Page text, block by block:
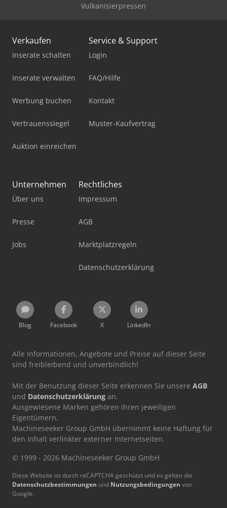
Vulkanisierpressen
Verkaufen
Inserate schalten
Inserate verwalten
Werbung buchen
Vertrauenssiegel
Auktion einreichen
Service & Support
Login
FAQ/Hilfe
Kontakt
Muster-Kaufvertrag
Unternehmen
Über uns
Presse
Jobs
Rechtliches
Impressum
AGB
Marktplatzregeln
Datenschutzerklärung
Blog Facebook X LinkedIn
Alle Informationen, Angebote und Preise auf dieser Seite
sind freibleibend und unverbindlich!
Mit der Benutzung dieser Seite erkennen Sie unsere AGB
und Datenschutzerklärung an.
Ausgewiesene Marken gehören ihren jeweiligen
Eigentümern.
Machineseeker Group GmbH übernimmt keine Haftung für
den Inhalt verlinkter externer Internetseiten.
© 1999 - 2026 Machineseeker Group GmbH
Diese Website ist durch reCAPTCHA geschützt und es gelten die
Datenschutzbestimmungen und Nutzungsbedingungen von
Google.